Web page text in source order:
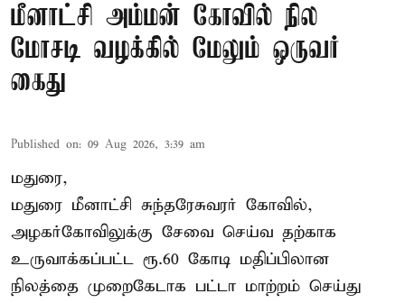
மீனாட்சி அம்மன் கோவில் நில
மோசடி வழக்கில் மேலும் ஒருவர்
கைது
Published on: 09 Aug 2026, 3:39 am
மதுரை,
மதுரை மீனாட்சி சுந்தரேசுவரர் கோவில்,
அழகர்கோவிலுக்கு சேவை செய்வ தற்காக
உருவாக்கப்பட்ட ரூ.60 கோடி மதிப்பிலான
நிலத்தை முறைகேடாக பட்டா மாற்றம் செய்து